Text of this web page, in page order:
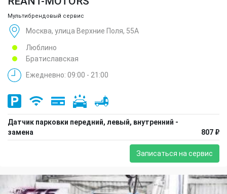
Мультибрендовый сервис
Москва, улица Верхние Поля, 55А
Люблино
Братиславская
Ежедневно: 09:00 - 21:00
Датчик парковки передний, левый, внутренний -
замена
807 ₽
Записаться на сервис